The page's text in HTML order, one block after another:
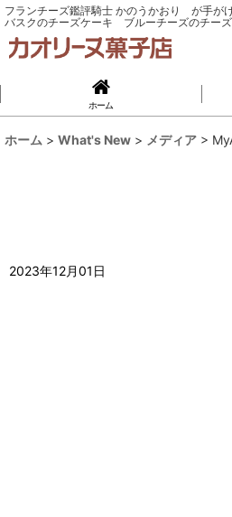
フランチーズ鑑評騎士 かのうかおり が手が
バスクのチーズケーキ ブルーチーズのチー
ホーム
ホーム > What's New > メディア >
2023年12月01 日